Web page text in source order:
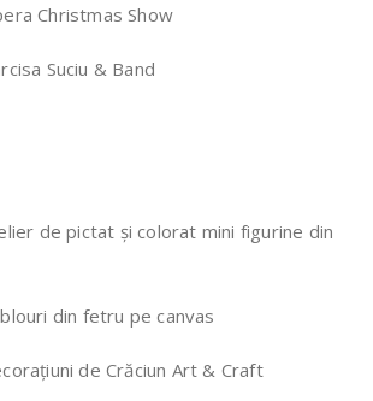
Christmas Show
Suciu & Band
de pictat și colorat mini figurine din
din fetru pe canvas
de Crăciun Art & Craft